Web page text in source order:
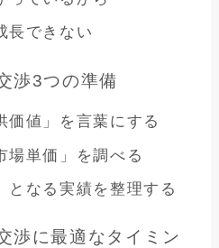
長できない
渉3つの準備
値」を言葉にする
単価」を調べる
なる実績を整理する
渉に最適なタイミン